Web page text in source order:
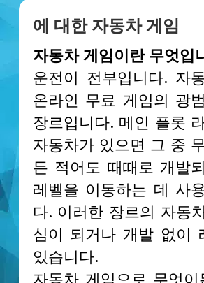
에 대한 자동차 게임
자동차 게임이란 무엇입
운전이 전부입니다. 자
온라인 무료 게임의 광
장르입니다. 메인 플롯
자동차가 있으면 그 중
든 적어도 때때로 개발
레벨을 이동하는 데 사
다. 이러한 장르의 자동
심이 되거나 개발 없이
있습니다.
자동차 게임으로 무엇